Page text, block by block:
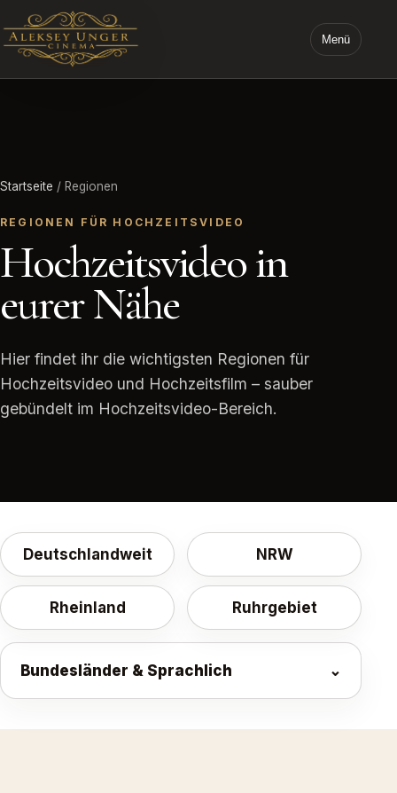
STARTSEITE ALEKSEY UNGER CINEMA Menü
Startseite / Regionen
REGIONEN FÜR HOCHZEITSVIDEO
Hochzeitsvideo in
eurer Nähe
Hier findet ihr die wichtigsten Regionen für
Hochzeitsvideo und Hochzeitsfilm – sauber
gebündelt im Hochzeitsvideo-Bereich.
Deutschlandweit NRW
Rheinland Ruhrgebiet
Bundesländer & Sprachlich ⌄